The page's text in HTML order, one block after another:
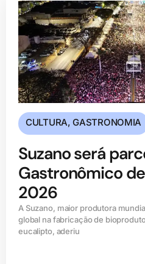
CULTURA,GASTRONOMIA
Suzano será
Gastronômico
2026
A Suzano, maior produtora
global na fabricação de
eucalipto, aderiu